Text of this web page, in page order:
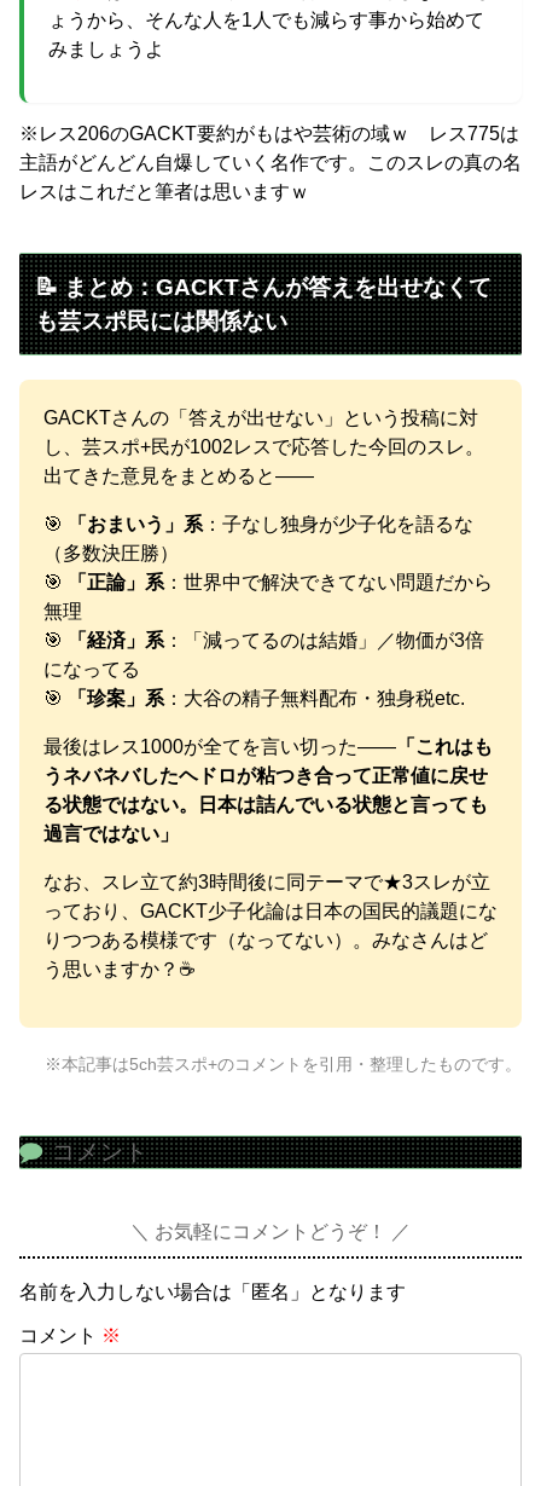
ょうから、そんな人を1人でも減らす事から始めて
みましょうよ
※レス206のGACKT要約がもはや芸術の域ｗ レス775は
主語がどんどん自爆していく名作です。このスレの真の名
レスはこれだと筆者は思いますｗ
📝 まとめ：GACKTさんが答えを出せなくて
も芸スポ民には関係ない
GACKTさんの「答えが出せない」という投稿に対
し、芸スポ+民が1002レスで応答した今回のスレ。
出てきた意見をまとめると——
🎯 「おまいう」系 ：子なし独身が少子化を語るな
（多数決圧勝）
🎯
「正論」系 ：世界中で解決できてない問題だから
無理
🎯
「経済」系 ：「減ってるのは結婚」／物価が3倍
になってる
🎯
「珍案」系 ：大谷の精子無料配布・独身税etc.
最後はレス1000が全てを言い切った—— 「これはも
うネバネバしたヘドロが粘つき合って正常値に戻せ
る状態ではない。日本は詰んでいる状態と言っても
過言ではない」
なお、スレ立て約3時間後に同テーマで★3スレが立
っており、GACKT少子化論は日本の国民的議題にな
りつつある模様です（なってない）。みなさんはど
う思いますか？☕
※本記事は5ch芸スポ+のコメントを引用・整理したものです。
コメント
お気軽にコメントどうぞ！
名前を入力しない場合は「匿名」となります
コメント ※